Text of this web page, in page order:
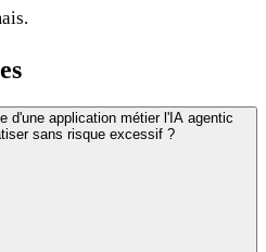
d'une application métier l'IA agentic
sans risque excessif ?